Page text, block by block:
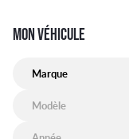
MON VÉHICULE